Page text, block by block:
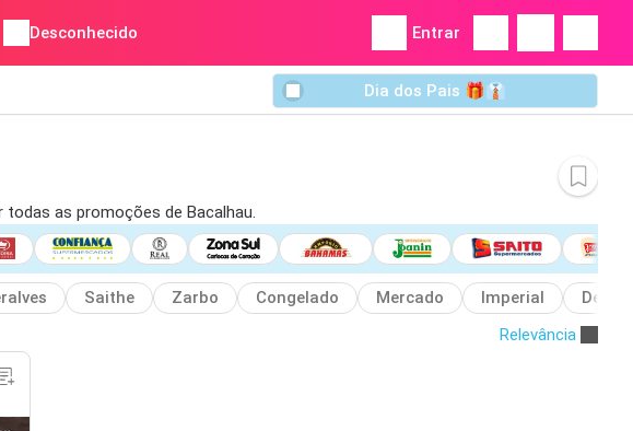
Desconhecido Entrar
Dia dos Pais 🎁👔
as promoções de Bacalhau.
Saithe Zarbo Congelado Mercado Imperial
Relevância